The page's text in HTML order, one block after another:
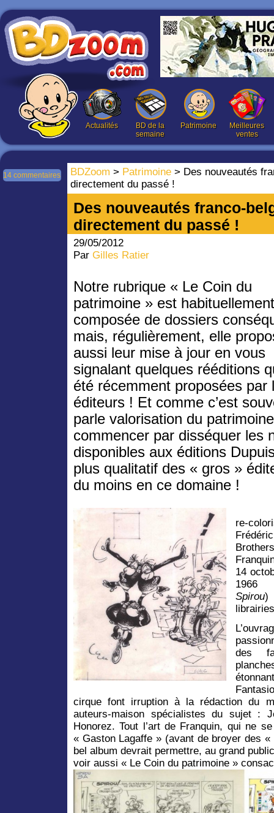
Actualités
BD de la
semaine
Patrimoine
Meilleures
ventes
BDZoom > Patrimoine > Des nouveautés
directement du passé !
14 commentaires
Des nouveautés franco-
directement du passé !
29/05/2012
Par Gilles Ratier
Notre rubrique « Le Coin du
patrimoine » est habituellement
composée de dossiers
mais, régulièrement, elle
aussi leur mise à jour en vous
signalant quelques rééditions
été récemment proposées par
éditeurs ! Et comme c’est
parle valorisation du
commencer par disséquer les
disponibles aux éditions
plus qualitatif des « gros »
du moins en ce domaine !
re-
14
1966
Spirou)
des
cirque font irruption à la rédaction du
auteurs-maison spécialistes du sujet :
Honorez. Tout l’art de Franquin, qui ne
« Gaston Lagaffe » (avant de broyer des
bel album devrait permettre, au grand
voir aussi « Le Coin du patrimoine »